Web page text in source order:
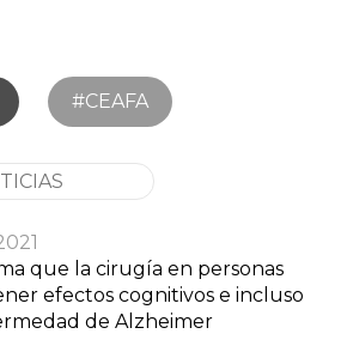
#CEAFA
que la cirugía en personas
efectos cognitivos e incluso
de Alzheimer